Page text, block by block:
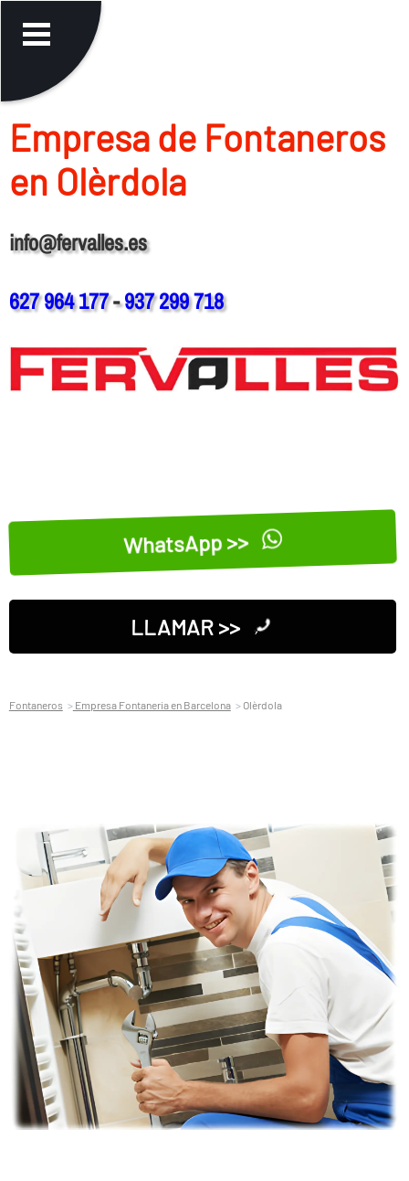
Empresa de Fontaneros
en Olèrdola
info@fervalles.es
627 964 177-937 299 718
WhatsApp >>
LLAMAR >>
Fontaneros Empresa Fontaneria en Barcelona Olèrdola